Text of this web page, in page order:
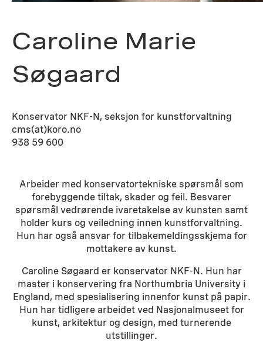
Caroline Marie
Søgaard
Konservator NKF-N, seksjon for kunstforvaltning
cms(at)koro.no
938 59 600
Arbeider med konservatortekniske spørsmål som
forebyggende tiltak, skader og feil. Besvarer
spørsmål vedrørende ivaretakelse av kunsten samt
holder kurs og veiledning innen kunstforvaltning.
Hun har også ansvar for tilbakemeldingsskjema for
mottakere av kunst.
Caroline Søgaard er konservator NKF-N. Hun har
master i konservering fra Northumbria University i
England, med spesialisering innenfor kunst på papir.
Hun har tidligere arbeidet ved Nasjonalmuseet for
kunst, arkitektur og design, med turnerende
utstillinger.